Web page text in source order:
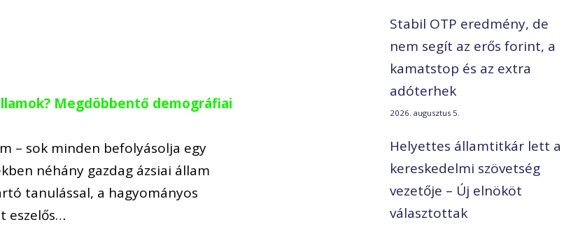
Megdöbbentő demográfiai
– sok minden befolyásolja egy
néhány gazdag ázsiai állam
tanulással, a hagyományos
eszelős…
Stabil OTP eredmény, de
nem segít az erős forint, a
kamatstop és az extra
adóterhek
2026. augusztus 5.
Helyettes államtitkár lett a
kereskedelmi szövetség
vezetője – Új elnököt
választottak